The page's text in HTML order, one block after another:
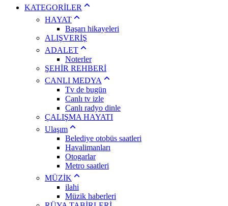
KATEGORİLER
HAYAT
Başarı hikayeleri
ALIŞVERİŞ
ADALET
Noterler
ŞEHİR REHBERİ
CANLI MEDYA
Tv de bugün
Canlı tv izle
Canlı radyo dinle
ÇALIŞMA HAYATI
Ulaşım
Belediye otobüs saatleri
Havalimanları
Otogarlar
Metro saatleri
MÜZİK
ilahi
Müzik haberleri